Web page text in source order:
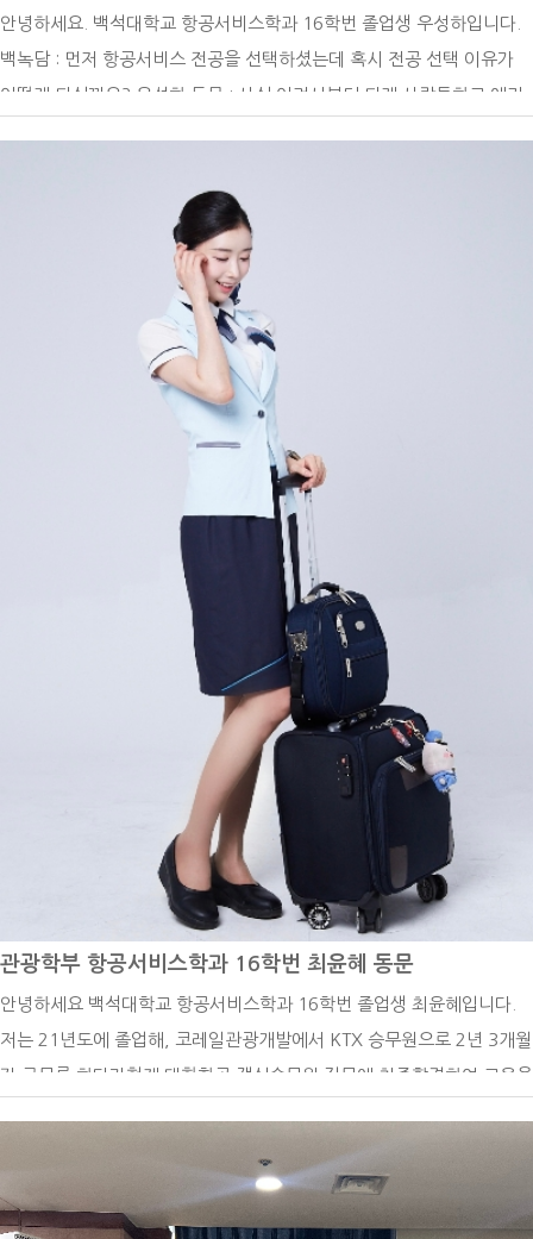
놓치지 않고 잡을 수 있을 거라고 생각합니다.
할 수 있었던 데에는, 백석대학교 보건학부 물리치료학과에서의 경험이
큰 도움이 되었습니다. 물리치료학과에서는 임상실습을 8주간, 총 2번
진행하고 있습니다. 실습지는 대학병원부터 종합병원, 재활병원, 요양병
수 있었습니다. 미래에 몸담고 싶은 분야를 아직 결정하지 못했다면, 다
양한 현장을 보고 느낄 수 있는 병원에서 실습을 하며 임상을 경험하고
병원 시스템의 구조를 이해하면 좋을 것 같습니다.그리고 교내 축제나 동
아리 활동으로 대학 생활을 즐길 수 있는 요소를 찾아 의미 있는 추억도
만들고, 후회 없는 대학 생활을 보내셨으면 좋겠습니다. 학교 공지나 소
식도 수시로 확인하여 자신에게 실질적으로 도움이 될 수 있는 정보를 찾
는 것이 도움이 될 것이라고 생각합니다. 어떤 진로를 선택하든, 최선을
다해 자신의 열정을 발휘하여 사회에 선한 영향력을 제공하는 분들이 될
수 있기를 응원하겠습니다. 다양한 자리에서 좋은 인연으로 만나뵈었으
면 좋겠습니다, 감사합니다.
안녕하세요. 백석대학교 항공서비스학과 16학번 졸업생 우성하입니다.
백녹담 : 먼저 항공서비스 전공을 선택하셨는데 혹시 전공 선택 이유가
어떻게 되실까요? 우성하 동문 : 사실 어려서부터 되게 사람들하고 얘기
서 어떤 직업이 사람들도 많이 만나고 해외여행도 자유롭게 다닐 수 있을
까? 라고 생각했을 때 아무래도 객실 승무원이 가장 적합한 직업이라는
생각이 들었습니다. 백녹담 : 본인의 현재 직장과 직무에 대해 간단하게
소개 부탁드립니다. 우성하 동문 : 저는 에어프레미아 주식회사에서 현재
객실 승무원으로 일을 하고 있습니다. 백녹담 : 에어프레미아 주식회사,
많은 분들에게 생소하게 느껴지실 수도 있을 것 같은데요. 우성하 동문 :
네. 에어프레미아 주식회사는 국내 항공사인데 이번에 새로 생겼습니다.
생긴 지 얼마 되지 않았고, 중장거리만 가는 사업 모델이기 때문에 애초
에 국내선은 아예 없고 전부 다 미주노선이나 유럽 2쪽으로 많이 갑니다.
그래서 어학이나 글로벌 마인드에 굉장히 적합한 인재들을 채용해서 좋
은 기회로 일하고 있다고 생각합니다. 백녹담 : 미주나 유럽 노선 쪽으로
비행기 타시면서 기내에서 많은 시간을 보내고 계시겠네요. 일을 하면서
힘드신 점은 없으신가요? 우성하 동문 : 사실 생긴 지 얼마 안 된 회사고
스타트업을 베이스로 시작한 회사입니다. 항공사에서 가장 힘든 게 무엇
이냐고 물어본다면 시니어리티 가 강한 사내 문화라고 생각하는데요. 일
단 저희 회사는 시니어리티가 굉장히 없는 편입니다. 자유로운 분위기 속
에서 신입들도 궁금한 게 있으면 확실히 물어보고, 개인 의견을 주장할
수 있습니다. 그리고 스테이 가서도 다 같이 이동하지 않고 개인 시간도
자유롭게 가질 수 있어서 이런 문화는 굉장히 좋은 것 같습니다. 하지만,
아무래도 장거리 노선이 위주이기 때문에 시차 적응과 같은 부분은 어렵
다고 생각합니다. 백녹담 : 이와 같은 직장에 다니기 위해서 어떤 자격증
을 준비하셨고, 어떻게 학교생활을 해오셨는지 말씀 부탁드립니다. 우성
로 일을 하면서 해외 경험을 다양하게 쌓을 수 있었고, 그리고 다녀와서
피 바리스타 2급, 와인 소믈리에, 심폐소생술, 태권도 2단 등 다양한 자
격증을 취득하며 미래를 준비하였습니다. 백녹담 : 청해진 프로그램을 통
관광학부 항공서비스학과 16학번 최윤혜 동문
안녕하세요 백석대학교 항공서비스학과 16학번 졸업생 최윤혜입니다.
저는 21년도에 졸업해, 코레일관광개발에서 KTX 승무원으로 2년 3개월
간 근무를 하다가현재 대한항공 객실승무원 직무에 최종합격하여 교육을
하는 고등학생들에게 꿈이 되어도 보고,항공서비스학과 임원활동을 하
며 직접 행사를 기획 및 진행 해보고,태권도 단증 취득을 위해 학교를 마